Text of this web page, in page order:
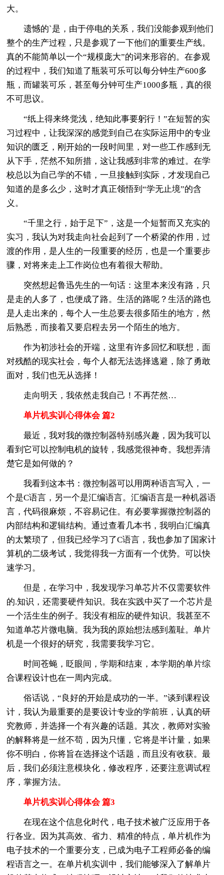
大。
遗憾的`是，由于停电的关系，我们没能参观到他们
整个的生产过程，只是参观了一下他们的重要生产线。
真的不能简单以一个“规模庞大”的词来形容的。在参观
的过程中，我们知道了瓶装可乐可以每分钟生产600多
瓶，而罐装可乐，甚至每分钟可生产1000多瓶，真的很
不可思议。
“纸上得来终觉浅，绝知此事要躬行！”在短暂的实
习过程中，让我深深的感觉到自己在实际运用中的专业
知识的匮乏，刚开始的一段时间里，对一些工作感到无
从下手，茫然不知所措，这让我感到非常的难过。在学
校总以为自己学的不错，一旦接触到实际，才发现自己
知道的是多么少，这时才真正领悟到“学无止境”的含
义。
“千里之行，始于足下”，这是一个短暂而又充实的
实习，我认为对我走向社会起到了一个桥梁的作用，过
渡的作用，是人生的一段重要的经历，也是一个重要步
骤，对将来走上工作岗位也有着很大帮助。
突然想起鲁迅先生的一句话：这里本来没有路，只
是走的人多了，也便成了路。生活的路呢？生活的路也
是人走出来的，每个人一生总要去很多陌生的地方，然
后熟悉，而接着又要启程去另一个陌生的地方。
作为初涉社会的开端，这里有许多回忆和联想，面
对残酷的现实社会，每个人都无法选择逃避，除了勇敢
面对，我们也无从选择！
走向明天，我依然走我自己！不再茫然…
单片机实训心得体会 篇2
最近，我对我的微控制器特别感兴趣，因为我可以
看到它可以控制电机的旋转，我感觉很神奇。我想弄清
楚它是如何做的？
我看到这本书：微控制器可以用两种语言写入，一
个是C语言，另一个是汇编语言。汇编语言是一种机器语
言，代码很麻烦，不容易记住。有必要掌握微控制器的
内部结构和逻辑结构。通过查看几本书，我明白汇编真
的太繁琐了，但我已经学习了C语言，我也参加了国家计
算机的二级考试，我觉得我一方面有一个优势。可以快
速学习。
但是，在学习中，我发现学习单芯片不仅需要软件
的.知识，还需要硬件知识。我在实践中买了一个芯片是
一个活生生的例子。我没有相应的硬件知识。我甚至不
知道单芯片微电脑。我为我的原始想法感到羞耻。单片
机是一个很好的研究，我需要我学习它。
时间苍蝇，眨眼间，学期和结束，本学期的单片综
合课程设计也在一周内完成。
俗话说，“良好的开始是成功的一半。”谈到课程设
计，我认为最重要的是要设计专业的学前班，认真的研
究教师，并选择一个有兴趣的话题。其次，教师对实验
的解释将是一丝不苟，因为只懂，它将是半计量，如果
你不明白，你将旨在选择这个话题，而且没有收获。最
后，我们必须注意模块化，修改程序，还要注意调试程
序，掌握方法。
单片机实训心得体会 篇3
在现在这个信息化时代，电子技术被广泛应用于各
行各业。因为其高效、省力、精准的特点，单片机作为
电子技术的一个重要分支，已成为电子工程师必备的编
程语言之一。在单片机实训中，我们能够深入了解单片